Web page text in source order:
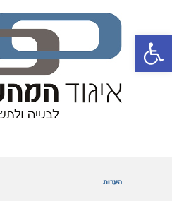
פתח סרגל נגישות
הערות